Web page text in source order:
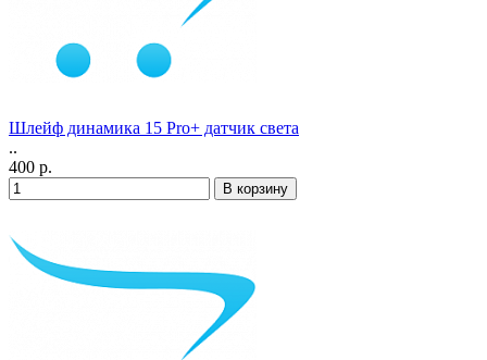
Шлейф динамика 15 Pro+ датчик света
..
400 р.